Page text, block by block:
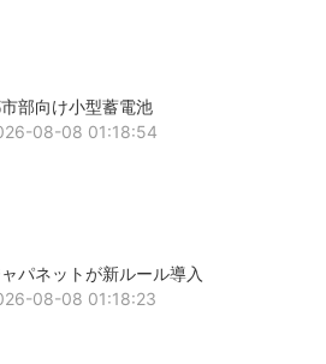
部向け小型蓄電池
08-08 01:18:54
パネットが新ルール導入
08-08 01:18:23